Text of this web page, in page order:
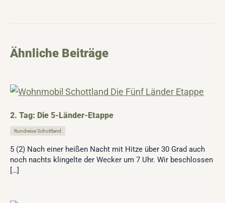
Ähnliche Beiträge
2. Tag: Die 5-Länder-Etappe
Rundreise Schottland
5 (2) Nach einer heißen Nacht mit Hitze über 30 Grad auch
noch nachts klingelte der Wecker um 7 Uhr. Wir beschlossen
[…]